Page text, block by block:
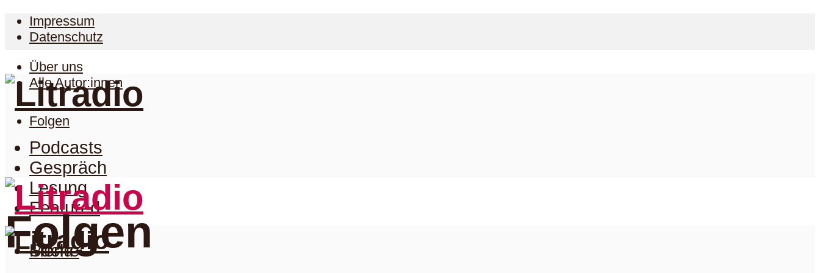
Impressum
Datenschutz
Über uns
Alle Autor:innen
Folgen
Folgen
Podcasts
Gespräch
Lesung
Featured
Menu
Suche